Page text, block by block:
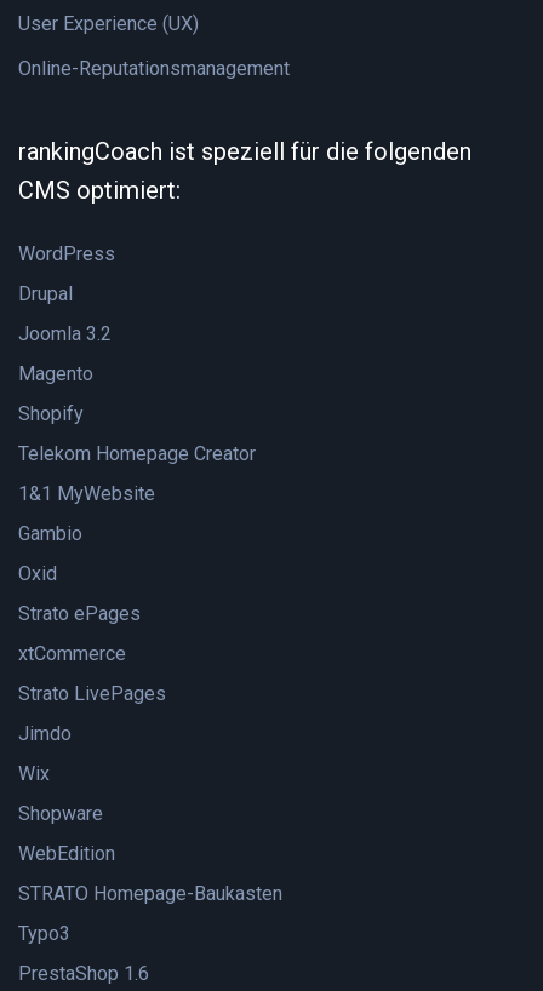
User Experience (UX)
Online-Reputationsmanagement
rankingCoach ist speziell für die folgenden
CMS optimiert:
WordPress
Drupal
Joomla 3.2
Magento
Shopify
Telekom Homepage Creator
1&1 MyWebsite
Gambio
Oxid
Strato ePages
xtCommerce
Strato LivePages
Jimdo
Wix
Shopware
WebEdition
STRATO Homepage-Baukasten
Typo3
PrestaShop 1.6